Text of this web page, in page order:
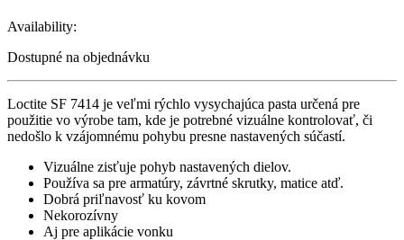
Availability:
Dostupné na objednávku
Loctite SF 7414 je veľmi rýchlo vysychajúca pasta určená pre
použitie vo výrobe tam, kde je potrebné vizuálne kontrolovať, či
nedošlo k vzájomnému pohybu presne nastavených súčastí.
Vizuálne zisťuje pohyb nastavených dielov.
Používa sa pre armatúry, závrtné skrutky, matice atď.
Dobrá priľnavosť ku kovom
Nekorozívny
Aj pre aplikácie vonku